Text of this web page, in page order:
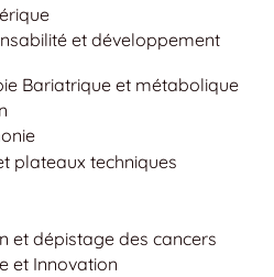
et développement
Bariatrique et métabolique
plateaux techniques
et dépistage des cancers
et Innovation